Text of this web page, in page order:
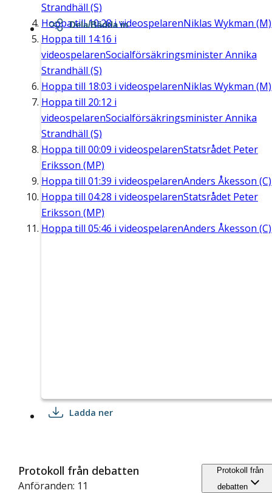
Strandhäll (S)
Hoppa till10:28i videospelarenNiklas Wykman (M)
Hoppa till 14:16 i
videospelarenSocialförsäkringsminister Annika
Strandhäll (S)
Hoppa till 18:03 i videospelarenNiklas Wykman (M)
Hoppa till 20:12 i
videospelarenSocialförsäkringsminister Annika
Strandhäll (S)
Hoppa till 00:09 i videospelarenStatsrådet Peter
Eriksson (MP)
Hoppa till 01:39 i videospelarenAnders Åkesson (C)
Hoppa till 04:28 i videospelarenStatsrådet Peter
Eriksson (MP)
Hoppa till 05:46 i videospelarenAnders Åkesson (C)
Dela/Bädda in
Ladda ner
Protokoll från debatten
Anföranden: 11
Protokoll från
debatten